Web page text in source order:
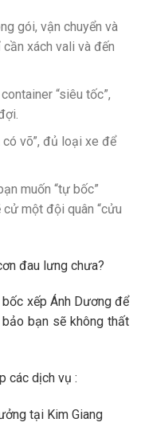
gói, vận chuyển và
xách vali và đến
“siêu tốc”,
có võ”, đủ loại xe để
muốn “tự bốc”
một đội quân “cửu
đau lưng chưa?
xếp Ánh Dương để
bạn sẽ không thất
các dịch vụ :
tại Kim Giang